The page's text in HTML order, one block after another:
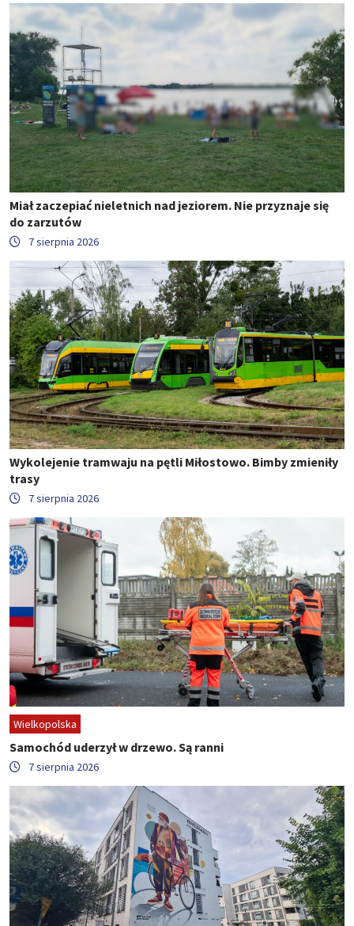
Miał zaczepiać nieletnich nad jeziorem. Nie przyznaje się
do zarzutów
7 sierpnia 2026
Wykolejenie tramwaju na pętli Miłostowo. Bimby zmieniły
trasy
7 sierpnia 2026
Wielkopolska
Samochód uderzył w drzewo. Są ranni
7 sierpnia 2026